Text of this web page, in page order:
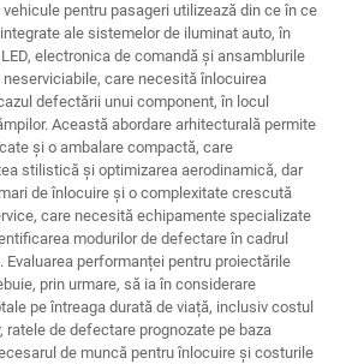
pentru pasageri utilizează din ce în ce
ale sistemelor de iluminat auto, în
electronica de comandă și ansamblurile
care necesită înlocuirea
defectării unui component, în locul
Această abordare arhitecturală permite
și o ambalare compactă, care
stilistică și optimizarea aerodinamică, dar
de înlocuire și o complexitate crescută
care necesită echipamente specializate
modurilor de defectare în cadrul
Evaluarea performanței pentru proiectările
prin urmare, să ia în considerare
pe întreaga durată de viață, inclusiv costul
ratele de defectare prognozate pe baza
de muncă pentru înlocuire și costurile